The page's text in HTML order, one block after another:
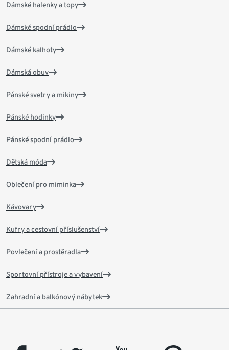
Dámské halenky a topy
Dámské spodní prádlo
Dámské kalhoty
Dámská obuv
Pánské svetry a mikiny
Pánské hodinky
Pánské spodní prádlo
Dětská móda
Oblečení pro miminka
Kávovary
Kufry a cestovní příslušenství
Povlečení a prostěradla
Sportovní přístroje a vybavení
Zahradní a balkónový nábytek